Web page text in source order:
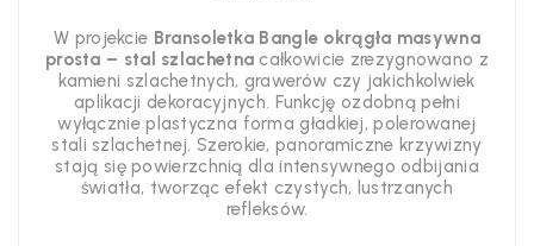
W projekcie Bransoletka Bangle okrągła masywna
prosta – stal szlachetna całkowicie zrezygnowano z
kamieni szlachetnych, grawerów czy jakichkolwiek
aplikacji dekoracyjnych. Funkcję ozdobną pełni
wyłącznie plastyczna forma gładkiej, polerowanej
stali szlachetnej. Szerokie, panoramiczne krzywizny
stają się powierzchnią dla intensywnego odbijania
światła, tworząc efekt czystych, lustrzanych
refleksów.